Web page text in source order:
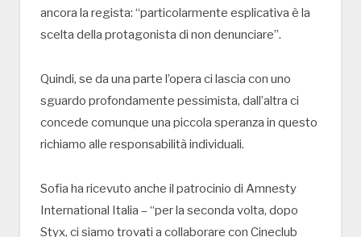
ancora la regista: “particolarmente esplicativa è la
scelta della protagonista di non denunciare”.
Quindi, se da una parte l’opera ci lascia con uno
sguardo profondamente pessimista, dall’altra ci
concede comunque una piccola speranza in questo
richiamo alle responsabilità individuali.
Sofia ha ricevuto anche il patrocinio di Amnesty
International Italia – “per la seconda volta, dopo
Styx, ci siamo trovati a collaborare con Cineclub